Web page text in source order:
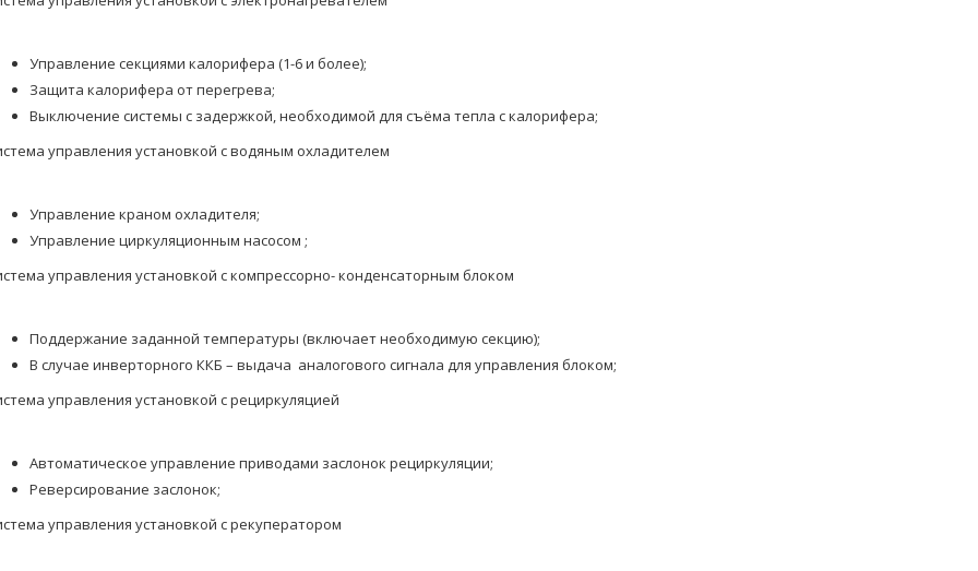
Управление секциями калорифера (1-6 и более);
Защита калорифера от перегрева;
Выключение системы с задержкой, необходимой для съёма тепла с калорифера;
управления установкой с водяным охладителем
Управление краном охладителя;
Управление циркуляционным насосом ;
управления установкой с компрессорно- конденсаторным блоком
Поддержание заданной температуры (включает необходимую секцию);
В случае инверторного ККБ – выдача аналогового сигнала для управления блоком;
управления установкой с рециркуляцией
Автоматическое управление приводами заслонок рециркуляции;
Реверсирование заслонок;
управления установкой с рекуператором